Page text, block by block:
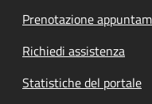
Prenotazione
Richiedi assistenza
Statistiche del portale